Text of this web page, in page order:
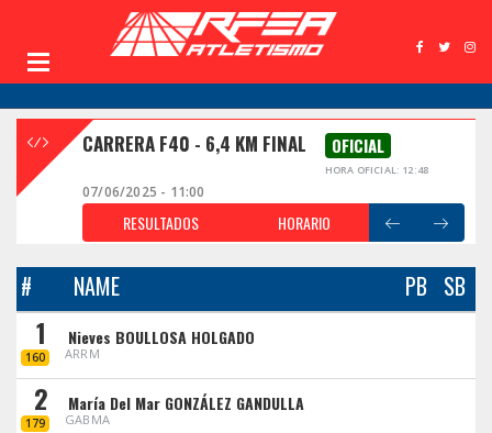
CARRERA F40 - 6,4 KM FINAL OFICIAL
HORA OFICIAL: 12:48
07/06/2025 - 11:00
RESULTADOS HORARIO
# NAME PB SB
1
160
Nieves BOULLOSA HOLGADO
ARRM
2
179
María Del Mar GONZÁLEZ GANDULLA
GABMA